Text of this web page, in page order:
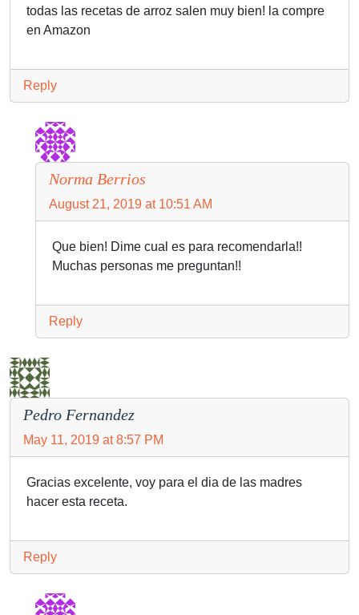
todas las recetas de arroz salen muy bien! la compre
en Amazon
Reply
Norma Berrios
August 21, 2019 at 10:51 AM
Que bien! Dime cual es para recomendarla!!
Muchas personas me preguntan!!
Reply
Pedro Fernandez
May 11, 2019 at 8:57 PM
Gracias excelente, voy para el dia de las madres
hacer esta receta.
Reply